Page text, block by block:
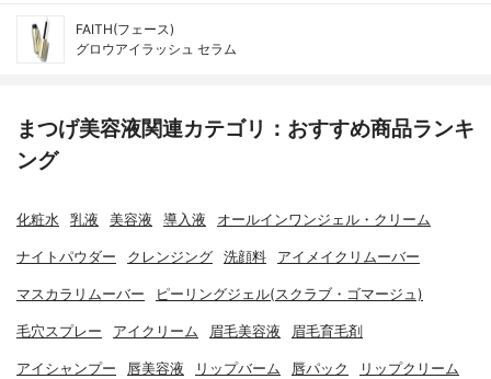
FAITH(フェース)
グロウアイラッシュ セラム
まつげ美容液関連カテゴリ：おすすめ商品ランキ
ング
化粧水 乳液 美容液 導入液 オールインワンジェル・クリーム
ナイトパウダー クレンジング 洗顔料 アイメイクリムーバー
マスカラリムーバー ピーリングジェル(スクラブ・ゴマージュ)
毛穴スプレー アイクリーム 眉毛美容液 眉毛育毛剤
アイシャンプー 唇美容液 リップバーム 唇パック リップクリーム